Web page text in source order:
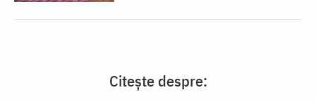
Citește despre: